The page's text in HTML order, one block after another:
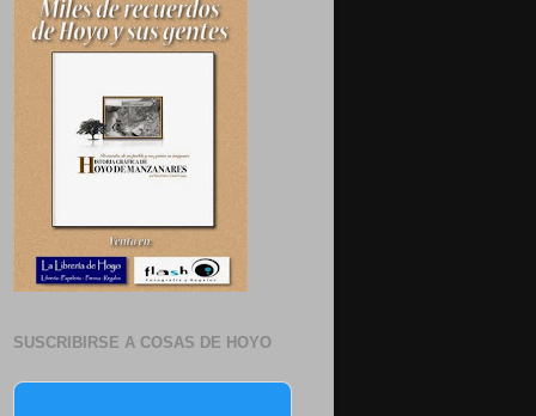
SUSCRIBIRSE A COSAS DE HOYO